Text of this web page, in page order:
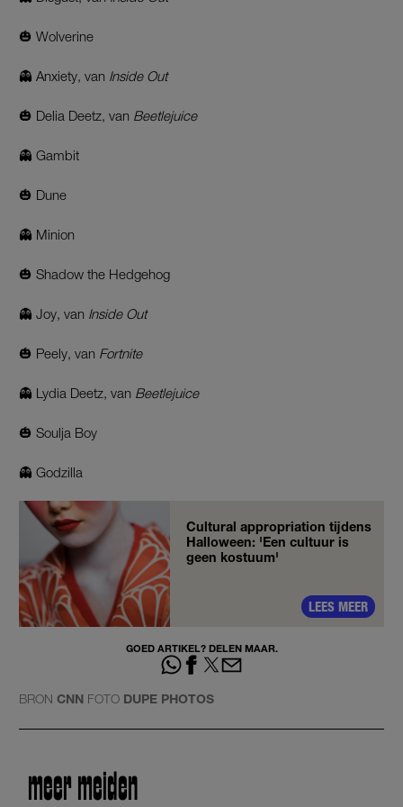
🎃 Wolverine
👻 Anxiety, van Inside Out
🎃 Delia Deetz, van Beetlejuice
👻 Gambit
🎃 Dune
👻 Minion
🎃 Shadow the Hedgehog
👻 Joy, van Inside Out
🎃 Peely, van Fortnite
👻 Lydia Deetz, van Beetlejuice
🎃 Soulja Boy
👻 Godzilla
Cultural appropriation tijdens
Halloween: 'Een cultuur is
geen kostuum'
LEES MEER
GOED ARTIKEL? DELEN MAAR.
BRON CNN FOTO DUPE PHOTOS
meer meiden